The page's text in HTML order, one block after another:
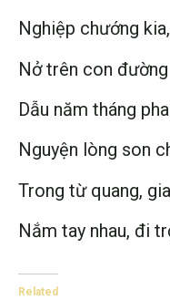
Nghiệp chướng
Nở trên con
Dẫu năm tháng
Nguyện lòng son
Trong từ quang,
Nắm tay nhau, đi
Related